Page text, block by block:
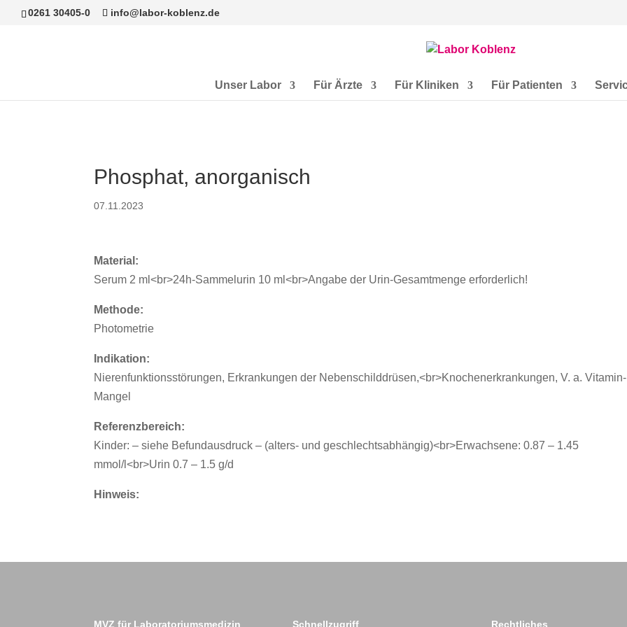
0261 30405-0 info@labor-koblenz.de
Unser Labor Für Ärzte Für Kliniken Für Patienten
Phosphat, anorganisch
07.11.2023
Material:
Serum 2 ml<br>24h-Sammelurin 10 ml<br>Angabe der Urin-Gesamtmenge erforderlich!
Methode:
Photometrie
Indikation:
Nierenfunktionsstörungen, Erkrankungen der Nebenschilddrüsen,<br>Knochenerkrankungen, V. a.
Mangel
Referenzbereich:
Kinder: – siehe Befundausdruck – (alters- und geschlechtsabhängig)<br>Erwachsene: 0.87 – 1.45
mmol/l<br>Urin 0.7 – 1.5 g/d
Hinweis:
MVZ für Laboratoriumsmedizin Schnellzugriff Rechtliches